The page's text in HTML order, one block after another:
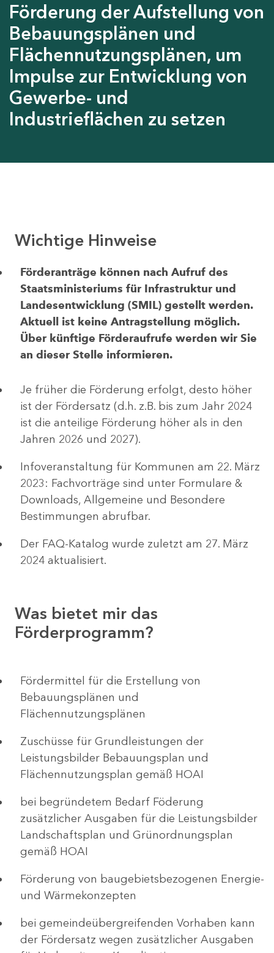
Förderung der Aufstellung von
Bebauungsplänen und
Flächennutzungsplänen, um
Impulse zur Entwicklung von
Gewerbe- und
Industrieflächen zu setzen
Wichtige Hinweise
Förderanträge können nach Aufruf des
Staatsministeriums für Infrastruktur und
Landesentwicklung (SMIL) gestellt werden.
Aktuell ist keine Antragstellung möglich.
Über künftige Förderaufrufe werden wir Sie
an dieser Stelle informieren.
Je früher die Förderung erfolgt, desto höher
ist der Fördersatz (d.h. z.B. bis zum Jahr 2024
ist die anteilige Förderung höher als in den
Jahren 2026 und 2027).
Infoveranstaltung für Kommunen am 22. März
2023: Fachvorträge sind unter Formulare &
Downloads, Allgemeine und Besondere
Bestimmungen abrufbar.
Der FAQ-Katalog wurde zuletzt am 27. März
2024 aktualisiert.
Was bietet mir das
Förderprogramm?
Fördermittel für die Erstellung von
Bebauungsplänen und
Flächennutzungsplänen
Zuschüsse für Grundleistungen der
Leistungsbilder Bebauungsplan und
Flächennutzungsplan gemäß HOAI
bei begründetem Bedarf Föderung
zusätzlicher Ausgaben für die Leistungsbilder
Landschaftsplan und Grünordnungsplan
gemäß HOAI
Förderung von baugebietsbezogenen Energie-
und Wärmekonzepten
bei gemeindeübergreifenden Vorhaben kann
der Fördersatz wegen zusätzlicher Ausgaben